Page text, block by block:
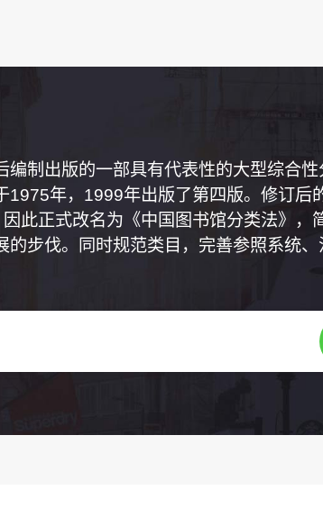
制出版的一部具有代表性的大型综合性
年，1999年出版了第四版。修订后
此正式改名为《中国图书馆分类法》，
步伐。同时规范类目，完善参照系统